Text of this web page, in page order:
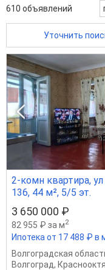
610 объявлений
Уточнить
2-комн квартира,
136, 44 м², 5/5 эт.
3 650 000 ₽
82 955 ₽ за м2
Ипотека от 17 488 ₽ в
Волгоградская
Волгоград,